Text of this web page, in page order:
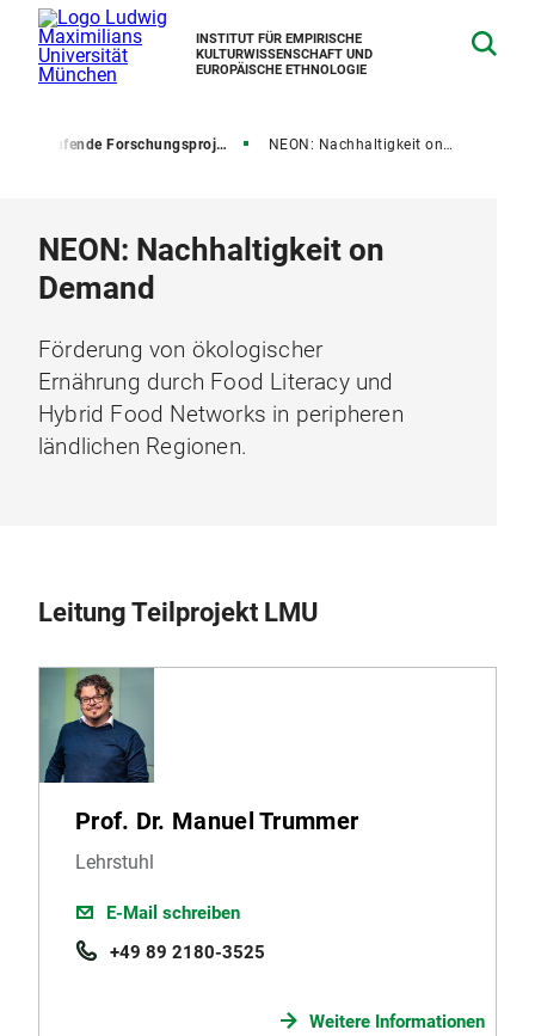
INSTITUT FÜR EMPIRISCHE
KULTURWISSENSCHAFT UND
EUROPÄISCHE ETHNOLOGIE
Laufende Forschungsprojekte NEON: Nachhaltigkeit on Demand
NEON: Nachhaltigkeit on
Demand
Förderung von ökologischer
Ernährung durch Food Literacy und
Hybrid Food Networks in peripheren
ländlichen Regionen.
Leitung Teilprojekt LMU
Prof. Dr. Manuel Trummer
Lehrstuhl
E-Mail schreiben
+49 89 2180-3525
Weitere Informationen